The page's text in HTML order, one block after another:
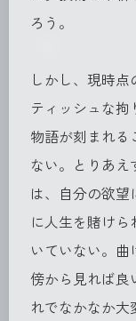
ろう。
しかし、現時
ティッシュな
物語が刻まれ
ない。とりあ
は、自分の欲
に人生を賭け
いていない。曲
傍から見れば良
れでなかなか